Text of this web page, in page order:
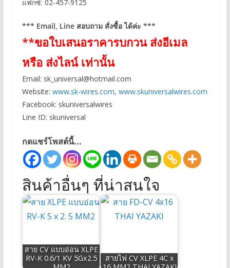
แฟกซ์: 02-457-9125
*** Email, Line สอบถาม สั่งซื้อ ได้ค่ะ ***
**ขอใบเสนอราคารบกวน ส่งอีเมล
หรือ ส่งไลน์ เท่านั้น
Email: sk_universal@hotmail.com
Website: www.sk-wires.com, www.skuniversalwires.com
Facebook: skuniversalwires
Line ID: skuniversal
กดแชร์โพสต์นี้...
สินค้าอื่นๆ ที่น่าสนใจ
สาย CV แบบอ่อน XLPE
RV-K 0.6/1 KV 5Gx2.5
สายไฟ CV XLPE 4C x